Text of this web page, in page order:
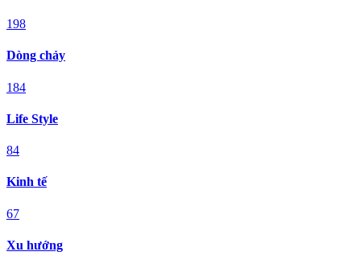
198
Dòng chảy
184
Life Style
84
Kinh tế
67
Xu hướng